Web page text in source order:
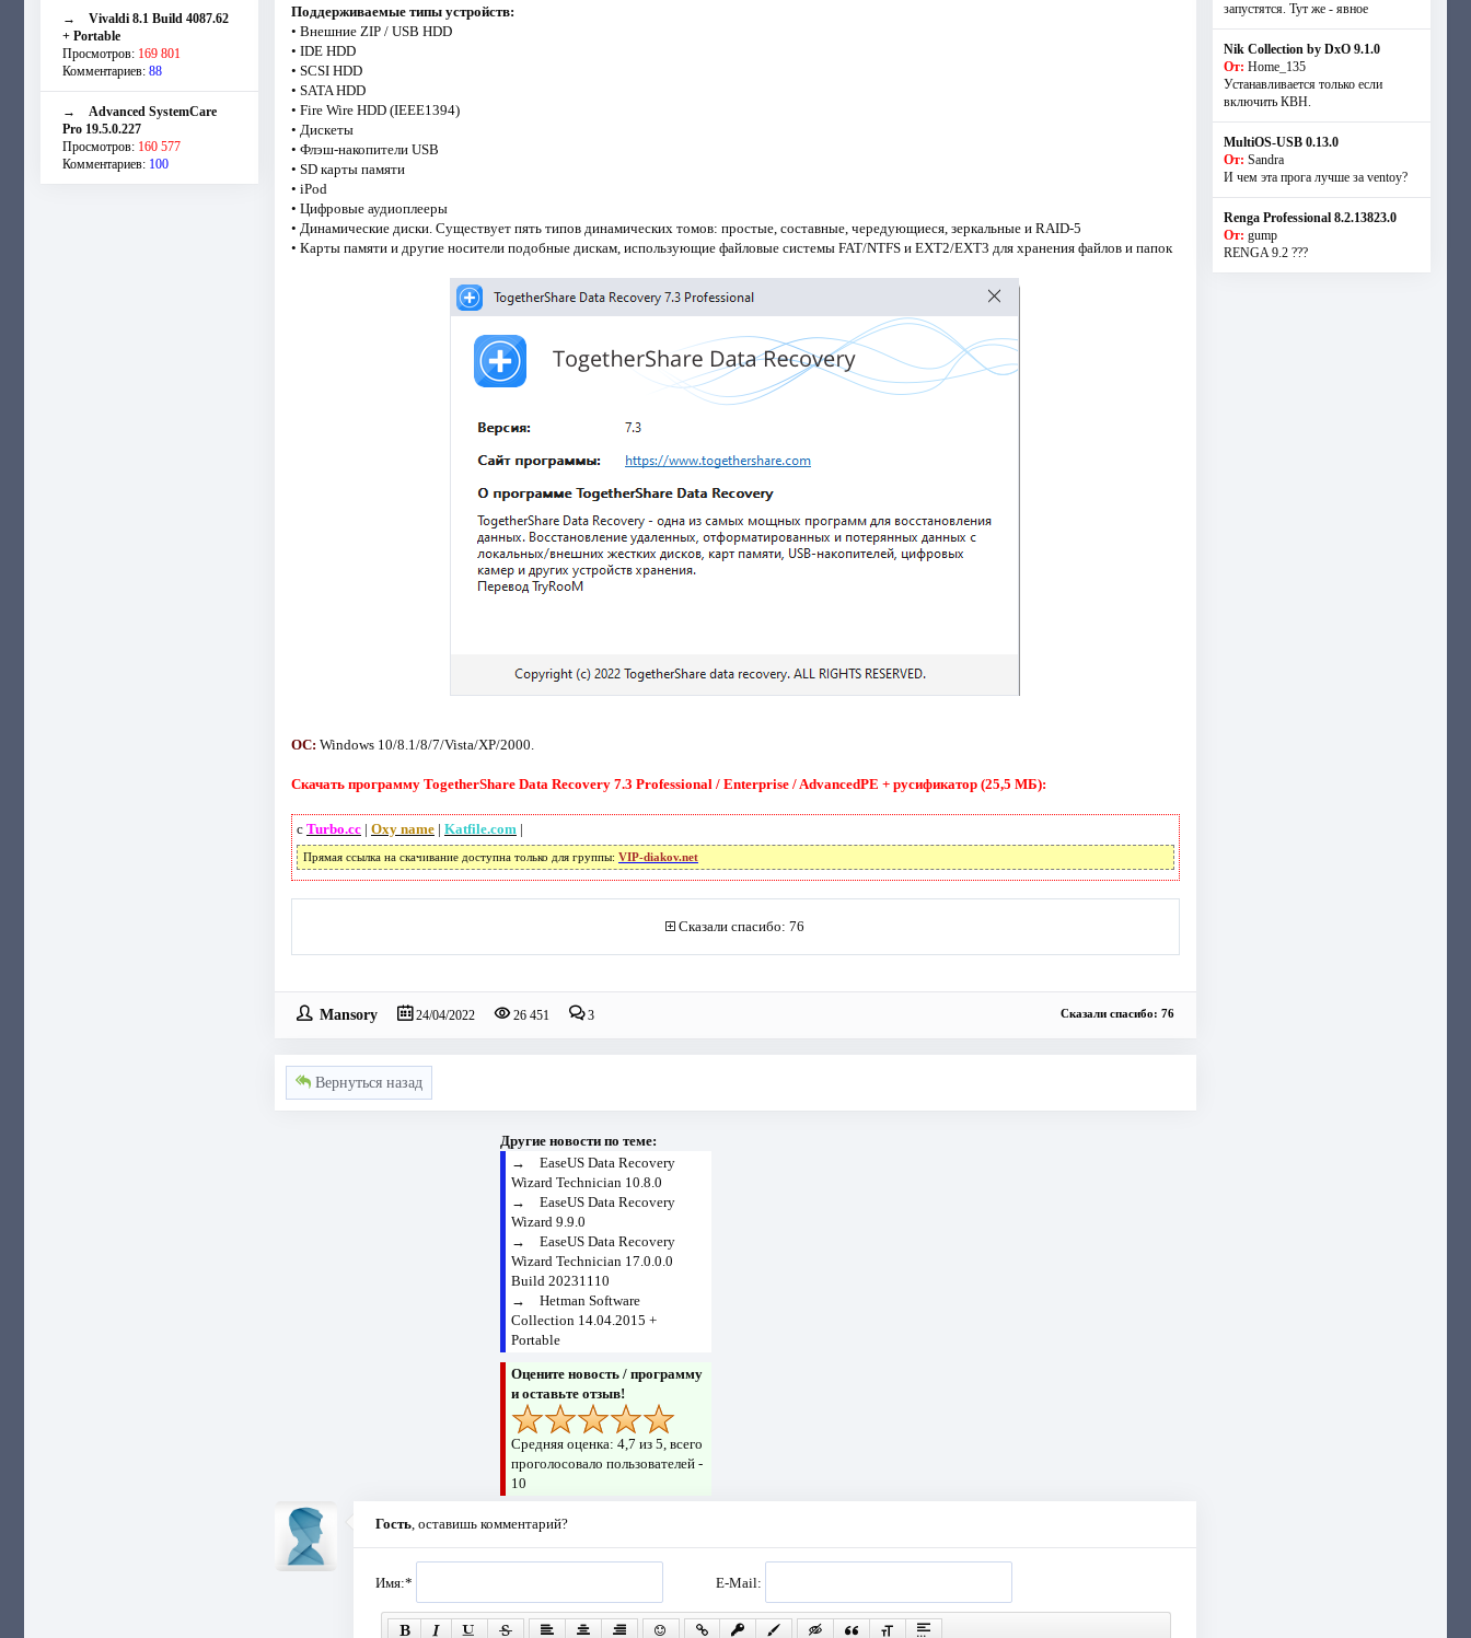
→ Vivaldi 8.1 Build 4087.62
+ Portable
Просмотров: 169 801
Комментариев: 88
→ Advanced SystemCare
Pro 19.5.0.227
Просмотров: 160 577
Комментариев: 100
Поддерживаемые типы устройств:
• Внешние ZIP / USB HDD
• IDE HDD
• SCSI HDD
• SATA HDD
• Fire Wire HDD (IEEE1394)
• Дискеты
• Флэш-накопители USB
• SD карты памяти
• iPod
• Цифровые аудиоплееры
• Динамические диски. Существует пять типов динамических томов: простые, составные, чередующиеся, зеркальные и RAID-5
• Карты памяти и другие носители подобные дискам, использующие файловые системы FAT/NTFS и EXT2/EXT3 для хранения файлов и папок
ОС: Windows 10/8.1/8/7/Vista/XP/2000.
Скачать программу TogetherShare Data Recovery 7.3 Professional / Enterprise / AdvancedPE + русификатор (25,5 МБ):
с Turbo.cc| Oxy name| Katfile.com |
Прямая ссылка на скачивание доступна только для группы: VIP-diakov.net
Сказали спасибо: 76
Mansory 24/04/2022 26 451 3 Сказали спасибо: 76
Вернуться назад
Другие новости по теме:
→EaseUS Data Recovery
Wizard Technician 10.8.0
→EaseUS Data Recovery
Wizard 9.9.0
→EaseUS Data Recovery
Wizard Technician 17.0.0.0
Build 20231110
→Hetman Software
Collection 14.04.2015 +
Portable
Оцените новость / программу
и оставьте отзыв!
Средняя оценка:4,7 из 5, всего
проголосовало пользователей -
10
Гость, оставишь комментарий?
Имя:* E-Mail:
запустятся. Тут же - явное
Nik Collection by DxO 9.1.0
От: Home_135
Устанавливается только если
включить КВН.
MultiOS-USB 0.13.0
От: Sandra
И чем эта прога лучше за ventoy?
Renga Professional 8.2.13823.0
От: gump
RENGA 9.2 ???